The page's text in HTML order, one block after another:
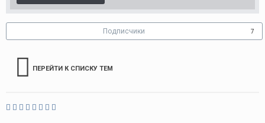
Подписчики 7
ПЕРЕЙТИ К СПИСКУ ТЕМ